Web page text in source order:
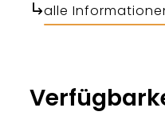
alle